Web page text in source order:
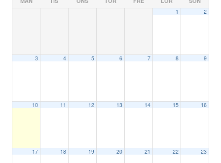
1
2
3 4 5 6 7 8 9
10 11 12 13 14 15 16
17 18 19 20 21 22 23